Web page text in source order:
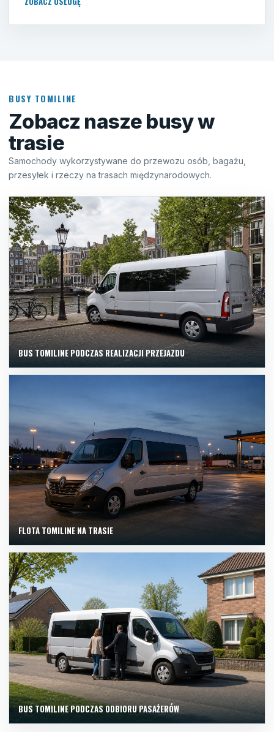
BUSY TOMILINE
Zobacz nasze busy w
trasie
Samochody wykorzystywane do przewozu osób, bagażu,
przesyłek i rzeczy na trasach międzynarodowych.
BUS TOMILINE PODCZAS REALIZACJI PRZEJAZDU
FLOTA TOMILINE NA TRASIE
BUS TOMILINE PODCZAS ODBIORU PASAŻERÓW